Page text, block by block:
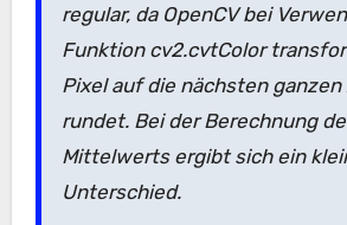
regular, da OpenCV bei
Funktion cv2.cvtColor
Pixel auf die nächsten ganzen
rundet. Bei der Berechnung
Mittelwerts ergibt sich ein
Unterschied.